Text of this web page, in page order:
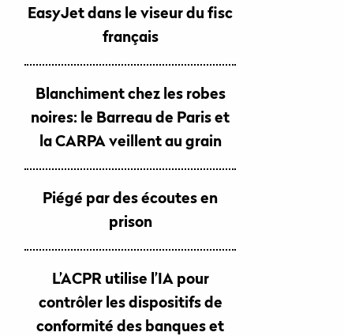
EasyJet dans le viseur du fisc
français
Blanchiment chez les robes
noires: le Barreau de Paris et
la CARPA veillent au grain
Piégé par des écoutes en
prison
L’ACPR utilise l’IA pour
contrôler les dispositifs de
conformité des banques et